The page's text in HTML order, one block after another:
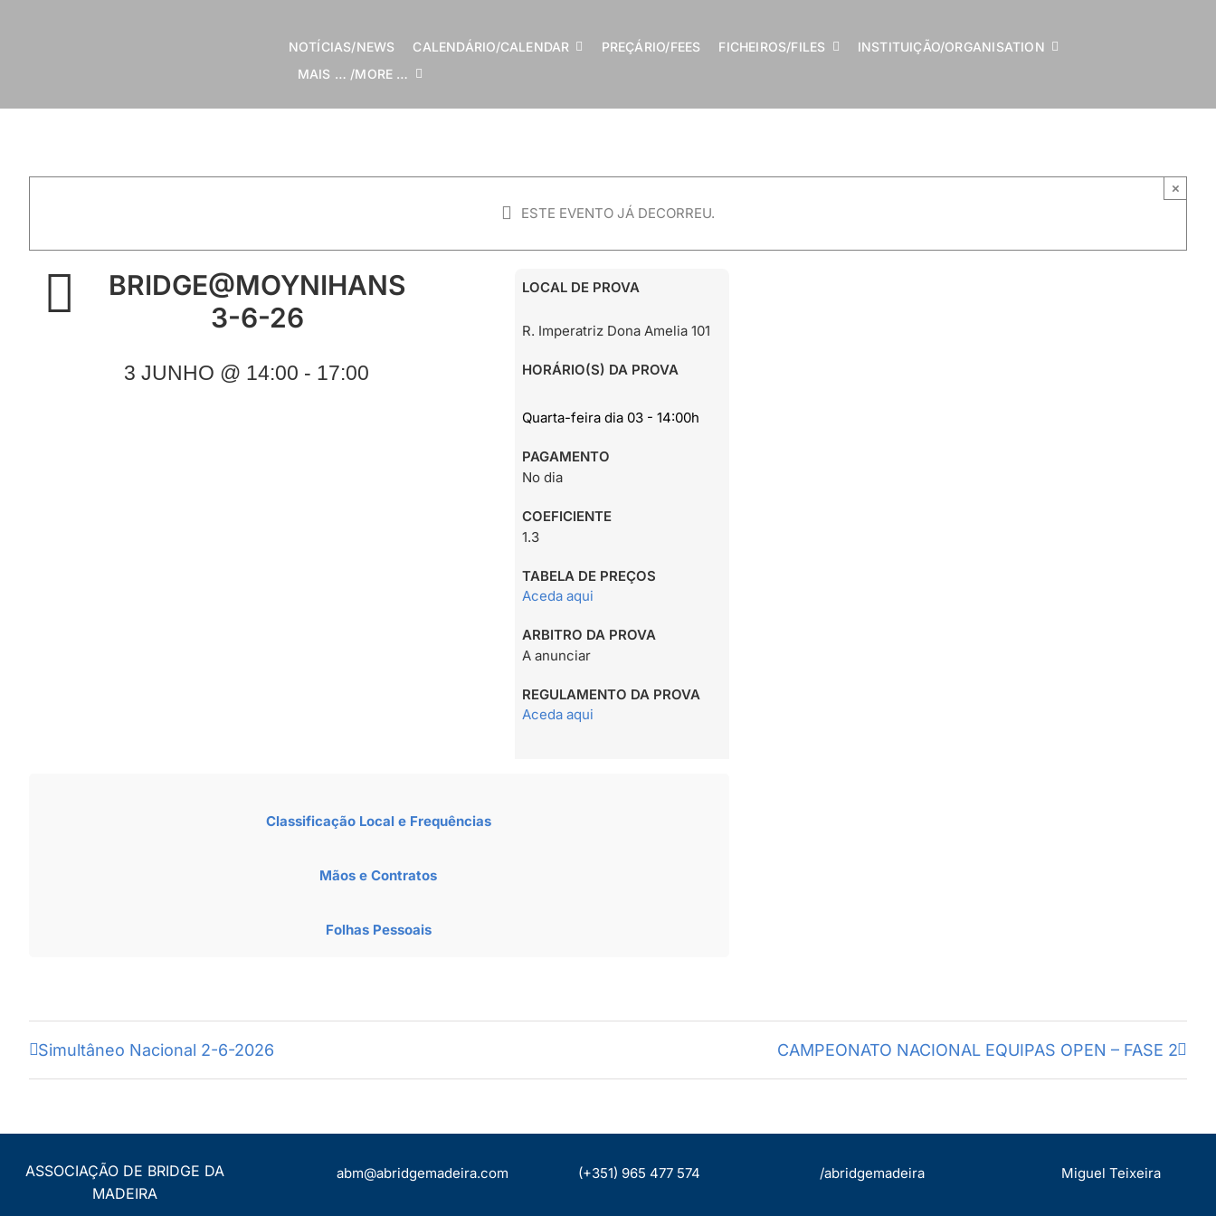
NOTÍCIAS/NEWS CALENDÁRIO/CALENDAR PREÇÁRIO/FEES FICHEIROS/FILES
INSTITUIÇÃO/ORGANISATION
MAIS … /MORE …
ESTE EVENTO JÁ DECORREU.
×
BRIDGE@MOYNIHANS
3-6-26
3 JUNHO @ 14:00 - 17:00
LOCAL DE PROVA
R. Imperatriz Dona Amelia 101
HORÁRIO(S) DA PROVA
Quarta-feira dia 03 - 14:00h
PAGAMENTO
No dia
COEFICIENTE
1.3
TABELA DE PREÇOS
Aceda aqui
ARBITRO DA PROVA
A anunciar
REGULAMENTO DA PROVA
Aceda aqui
Classificação Local e Frequências
Mãos e Contratos
Folhas Pessoais
Simultâneo Nacional 2-6-2026 CAMPEONATO NACIONAL EQUIPAS OPEN – FASE 2
ASSOCIAÇÃO DE BRIDGE DA
MADEIRA
abm@abridgemadeira.com (+351) 965 477 574 /abridgemadeira Miguel Teixeira